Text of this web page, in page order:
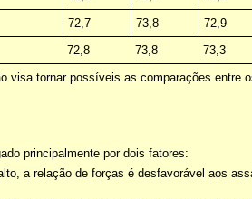
72,7 73,8 72,9
72,8 73,8 73,3
visa tornar possíveis as comparações
principalmente por dois fatores:
a relação de forças é desfavorável aos